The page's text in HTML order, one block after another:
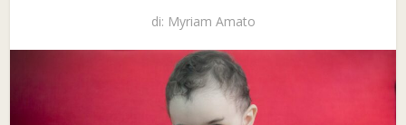
di: Myriam Amato